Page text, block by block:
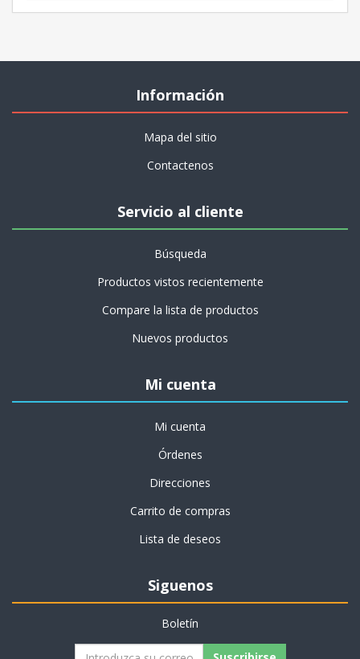
Información
Mapa del sitio
Contactenos
Servicio al cliente
Búsqueda
Productos vistos recientemente
Compare la lista de productos
Nuevos productos
Mi cuenta
Mi cuenta
Órdenes
Direcciones
Carrito de compras
Lista de deseos
Siguenos
Boletín